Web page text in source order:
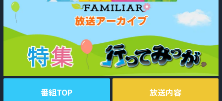
かごしまソロ活
It推しTV
番組表を見る
番組TOP 放送内容